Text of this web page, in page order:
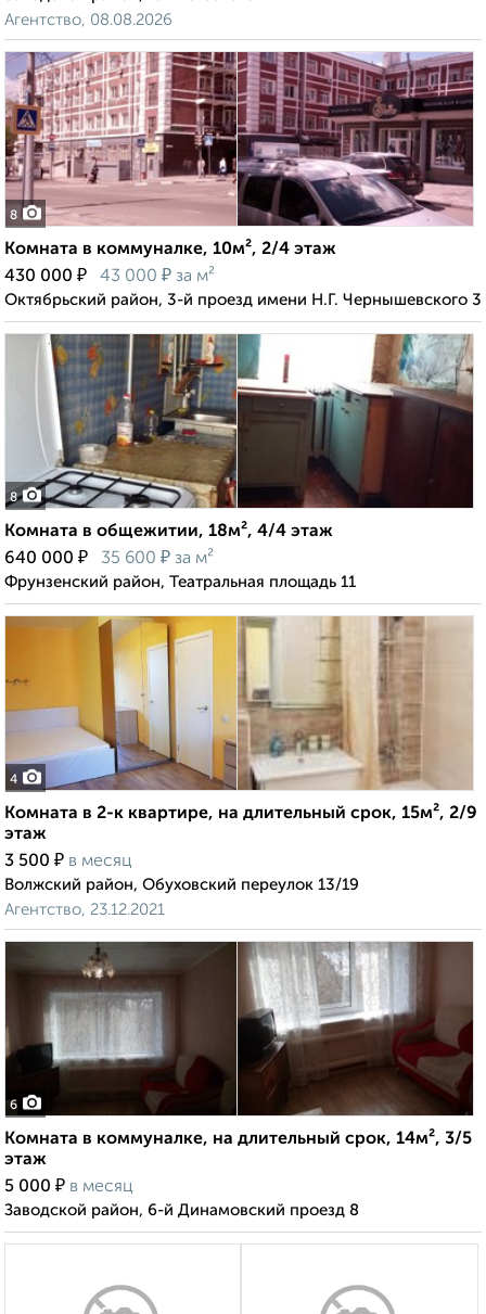
Агентство, 08.08.2026
8
Комната в коммуналке, 10м², 2/4 этаж
430 000 ₽ 43 000 ₽ за м²
Октябрьский район, 3-й проезд имени Н.Г. Чернышевского 3
8
Комната в общежитии, 18м², 4/4 этаж
640 000 ₽ 35 600 ₽ за м²
Фрунзенский район, Театральная площадь 11
4
Комната в 2-к квартире, на длительный срок, 15м², 2/9
этаж
3 500 ₽ в месяц
Волжский район, Обуховский переулок 13/19
Агентство, 23.12.2021
6
Комната в коммуналке, на длительный срок, 14м², 3/5
этаж
5 000 ₽ в месяц
Заводской район, 6-й Динамовский проезд 8